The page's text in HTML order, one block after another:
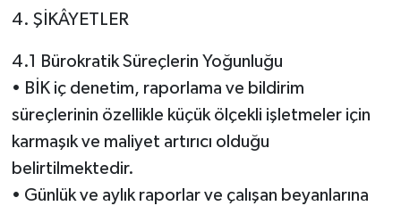
4. ŞİKÂYETLER
4.1 Bürokratik Süreçlerin Yoğunluğu
• BİK iç denetim, raporlama ve bildirim
süreçlerinin özellikle küçük ölçekli işletmeler için
karmaşık ve maliyet artırıcı olduğu
belirtilmektedir.
• Günlük ve aylık raporlar ve çalışan beyanlarına